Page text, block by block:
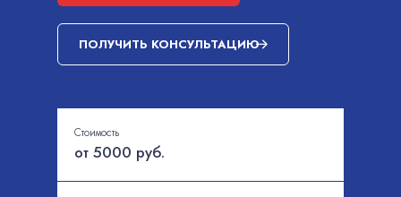
ПОЛУЧИТЬ КОНСУЛЬТАЦИЮ
от 5000 руб.
Стоимость